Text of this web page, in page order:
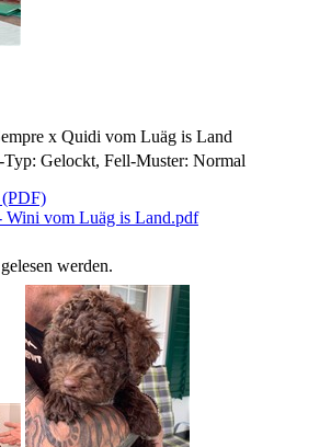
x Quidi vom Luäg is Land
Gelockt, Fell-Muster: Normal
(PDF)
Wini vom Luäg is Land.pdf
werden.